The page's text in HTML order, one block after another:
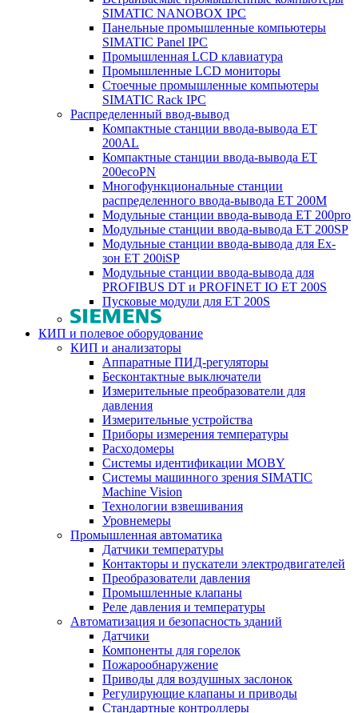
SIMATIC NANOBOX IPC
Панельные промышленные компьютеры
SIMATIC Panel IPC
Промышленная LCD клавиатура
Промышленные LCD мониторы
Стоечные промышленные компьютеры
SIMATIC Rack IPC
Распределенный ввод-вывод
Компактные станции ввода-вывода ET
200AL
Компактные станции ввода-вывода ET
200ecoPN
Многофункциональные станции
распределенного ввода-вывода ET 200M
Модульные станции ввода-вывода ET 200pro
Модульные станции ввода-вывода ET 200SP
Модульные станции ввода-вывода для Ex-
зон ET 200iSP
Модульные станции ввода-вывода для
PROFIBUS DT и PROFINET IO ET 200S
Пусковые модули для ET 200S
КИП и полевое оборудование
КИП и анализаторы
Аппаратные ПИД-регуляторы
Бесконтактные выключатели
Измерительные преобразователи для
давления
Измерительные устройства
Приборы измерения температуры
Расходомеры
Системы идентификации MOBY
Системы машинного зрения SIMATIC
Machine Vision
Технологии взвешивания
Уровнемеры
Промышленная автоматика
Датчики температуры
Контакторы и пускатели электродвигателей
Преобразователи давления
Промышленные клапаны
Реле давления и температуры
Автоматизация и безопасность зданий
Датчики
Компоненты для горелок
Пожарообнаружение
Приводы для воздушных заслонок
Регулирующие клапаны и приводы
Стандартные контроллеры